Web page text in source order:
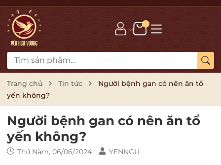
Trang chủ Tin tức
Người bệnh gan có nên ăn tổ
yến không?
Người bệnh gan có nên ăn tổ
yến không?
Thứ Năm, 06/06/2024 YENNGU